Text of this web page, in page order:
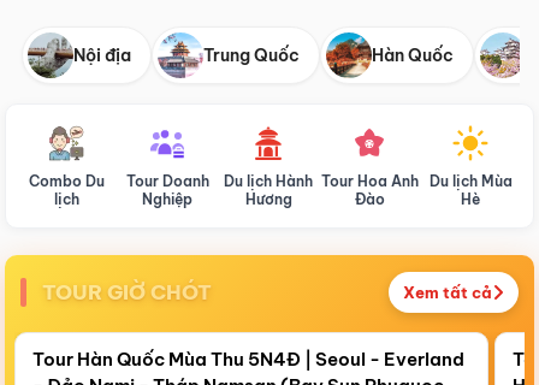
Nội địa Trung Quốc Hàn Quốc
Combo Du
lịch
Tour Doanh
Nghiệp
Du lịch Hành
Hương
Tour Hoa Anh
Đào
Du lịch Mùa
Hè
TOUR GIỜ CHÓT Xem tất cả
Còn17 ngày 20:27:07
Điểm nổi bật
Tour Hàn Quốc Mùa Thu 5N4Đ | Seoul - Everland